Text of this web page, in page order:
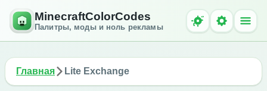
MinecraftColorCodes
Палитры, моды и ноль рекламы
Главная Lite Exchange